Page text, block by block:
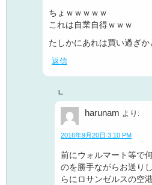
ちょｗｗｗｗｗ
これは自業自得ｗｗｗ
たしかにあれは買い過ぎか
返信
harunam より:
2016年9月20日 3:10 PM
前にウォルマート等で
のを勝手ながらお送り
らにロサンゼルスの空